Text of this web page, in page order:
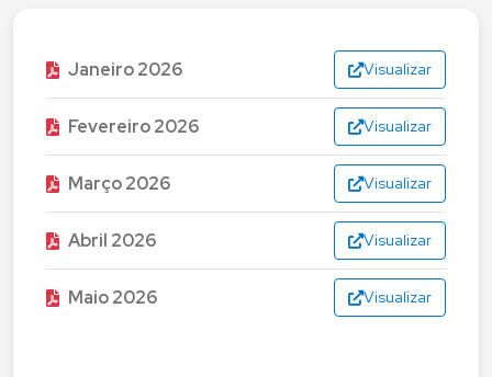
Janeiro 2026 Visualizar
Fevereiro 2026 Visualizar
Março 2026 Visualizar
Abril 2026 Visualizar
Maio 2026 Visualizar